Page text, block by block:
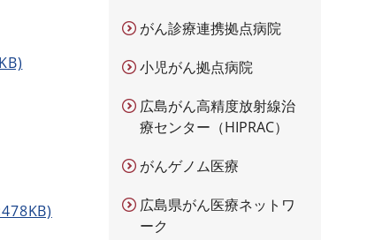
がん診療連携拠点病院
小児がん拠点病院
広島がん高精度放射線治
療センター（HIPRAC）
がんゲノム医療
広島県がん医療ネットワ
ーク